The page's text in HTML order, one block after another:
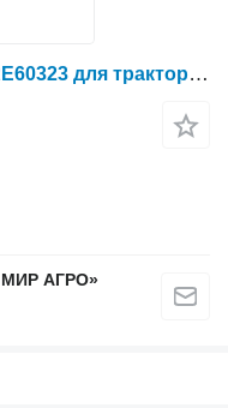
Гидронасос John Deere 8100 RE60323 для трактора колесного John Deere 8100
АГРО»